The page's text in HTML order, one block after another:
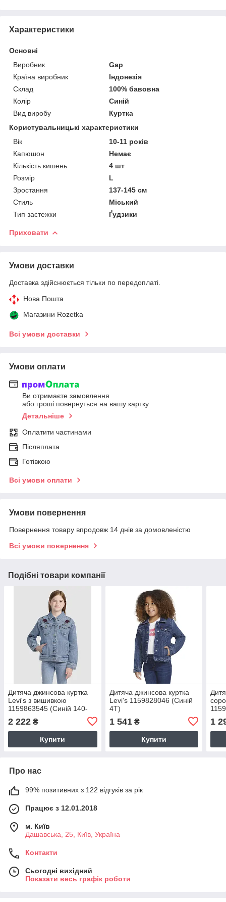
Характеристики
Основні
Виробник
Gap
Країна виробник
Індонезія
Склад
100% бавовна
Колір
Синій
Вид виробу
Куртка
Користувальницькі характеристики
Вік
10-11 років
Капюшон
Немає
Кількість кишень
4 шт
Розмір
L
Зростання
137-145 см
Стиль
Міський
Тип застежки
Ґудзики
Приховати
Умови доставки
Доставка здійснюється тільки по передоплаті.
Нова Пошта
Магазини Rozetka
Всі умови доставки
Умови оплати
Ви отримаєте замовлення
або гроші повернуться на вашу картку
Детальніше
Оплатити частинами
Післяплата
Готівкою
Всі умови оплати
Умови повернення
Повернення товару впродовж 14 днів за домовленістю
Всі умови повернення
Подібні товари компанії
Дитяча джинсова куртка
Levi's з вишивкою
1159863545 (Синій 140-
155 см) на зріст 140-155
см
2 222 ₴
Купити
Дитяча джинсова куртка
Levi's 1159828046 (Синій
4T)
1 541₴
Купити
1
Про нас
99% позитивних з 122 відгуків за рік
Працює з 12.01.2018
м. Київ
Дашавська, 25, Київ, Україна
Контакти
Сьогодні вихідний
Показати весь графік роботи